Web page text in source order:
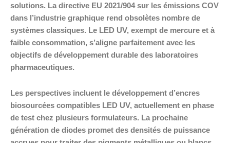
solutions. La directive EU 2021/904 sur les émissions COV
dans l’industrie graphique rend obsolètes nombre de
systèmes classiques. Le LED UV, exempt de mercure et à
faible consommation, s’aligne parfaitement avec les
objectifs de développement durable des laboratoires
pharmaceutiques.
Les perspectives incluent le développement d’encres
biosourcées compatibles LED UV, actuellement en phase
de test chez plusieurs formulateurs. La prochaine
génération de diodes promet des densités de puissance